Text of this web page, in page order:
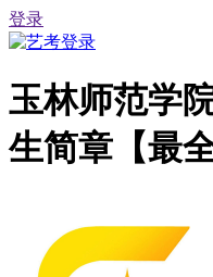
登录
玉林师范学
生简章【最